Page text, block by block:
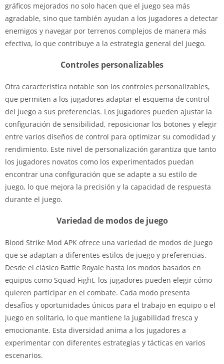
gráficos mejorados no solo hacen que el juego sea más
agradable, sino que también ayudan a los jugadores a detectar
enemigos y navegar por terrenos complejos de manera más
efectiva, lo que contribuye a la estrategia general del juego.
Controles personalizables
Otra característica notable son los controles personalizables,
que permiten a los jugadores adaptar el esquema de control
del juego a sus preferencias. Los jugadores pueden ajustar la
configuración de sensibilidad, reposicionar los botones y elegir
entre varios diseños de control para optimizar su comodidad y
rendimiento. Este nivel de personalización garantiza que tanto
los jugadores novatos como los experimentados puedan
encontrar una configuración que se adapte a su estilo de
juego, lo que mejora la precisión y la capacidad de respuesta
durante el juego.
Variedad de modos de juego
Blood Strike Mod APK ofrece una variedad de modos de juego
que se adaptan a diferentes estilos de juego y preferencias.
Desde el clásico Battle Royale hasta los modos basados ​​en
equipos como Squad Fight, los jugadores pueden elegir cómo
quieren participar en el combate. Cada modo presenta
desafíos y oportunidades únicos para el trabajo en equipo o el
juego en solitario, lo que mantiene la jugabilidad fresca y
emocionante. Esta diversidad anima a los jugadores a
experimentar con diferentes estrategias y tácticas en varios
escenarios.